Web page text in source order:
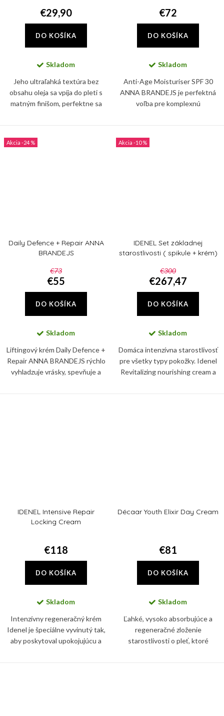
€29,90
DO KOŠÍKA
Skladom
Jeho ultraľahká textúra bez
obsahu oleja sa vpíja do pleti s
matným finišom, perfektne sa
odtiene pokožky.
€72
DO KOŠÍKA
Skladom
Anti-Age Moisturiser SPF 30
ANNA BRANDEJS je perfektná
voľba pre komplexnú
ktoré posilňujú prirodzenú
-24 %
Daily Defence + Repair ANNA
BRANDEJS
€73
€55
DO KOŠÍKA
Skladom
Liftingový krém Daily Defence +
Repair ANNA BRANDEJS rýchlo
vyhladzuje vrásky, spevňuje a
-10 %
IDENEL Set základnej
starostlivosti ( spikule + krém)
€300
€267,47
DO KOŠÍKA
Skladom
Domáca intenzívna starostlivosť
pre všetky typy pokožky. Idenel
Revitalizing nourishing cream a
IDENEL Intensive Repair
Locking Cream
€118
DO KOŠÍKA
Skladom
Intenzívny regeneračný krém
Idenel je špeciálne vyvinutý tak,
aby poskytoval upokojujúcu a
Décaar Youth Elixir Day Cream
€81
DO KOŠÍKA
Skladom
Ľahké, vysoko absorbujúce a
regeneračné zloženie
starostlivosti o pleť, ktoré